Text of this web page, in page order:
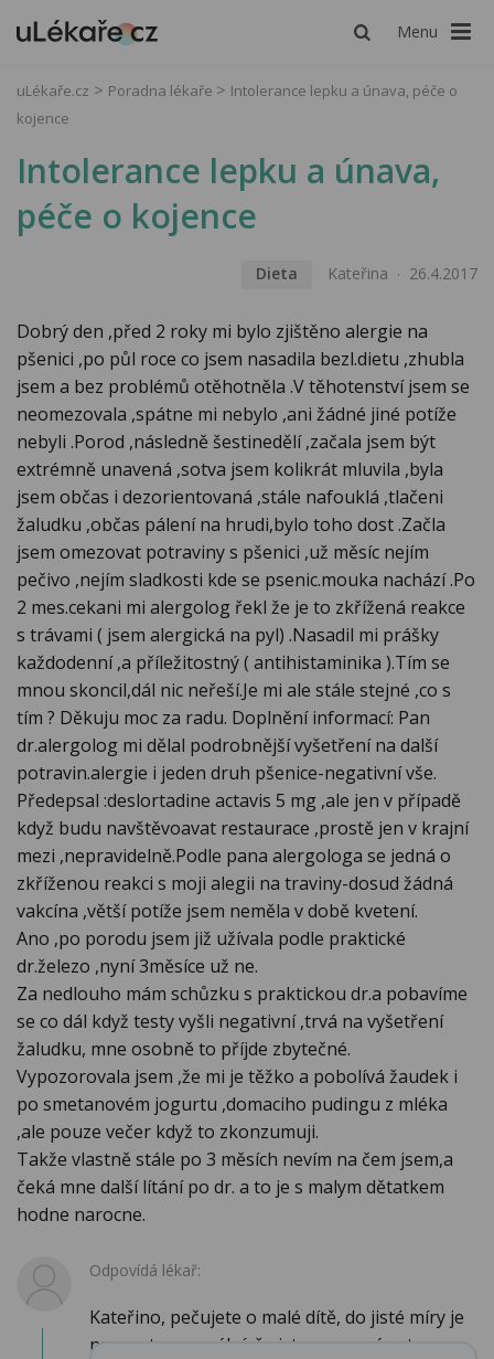
Menu
uLékaře.cz Poradna lékaře
Intolerance lepku a únava, péče o
kojence
Intolerance lepku a únava,
péče o kojence
Dieta Kateřina 26.4.2017
Dobrý den ,před 2 roky mi bylo zjištěno alergie na
pšenici ,po půl roce co jsem nasadila bezl.dietu ,zhubla
jsem a bez problémů otěhotněla .V těhotenství jsem se
neomezovala ,spátne mi nebylo ,ani žádné jiné potíže
nebyli .Porod ,následně šestinedělí ,začala jsem být
extrémně unavená ,sotva jsem kolikrát mluvila ,byla
jsem občas i dezorientovaná ,stále nafouklá ,tlačeni
žaludku ,občas pálení na hrudi,bylo toho dost .Začla
jsem omezovat potraviny s pšenici ,už měsíc nejím
pečivo ,nejím sladkosti kde se psenic.mouka nachází .Po
2 mes.cekani mi alergolog řekl že je to zkřížená reakce
s trávami ( jsem alergická na pyl) .Nasadil mi prášky
každodenní ,a příležitostný ( antihistaminika ).Tím se
mnou skoncil,dál nic neřeší.Je mi ale stále stejné ,co s
tím ? Děkuju moc za radu. Doplnění informací: Pan
dr.alergolog mi dělal podrobnější vyšetření na další
potravin.alergie i jeden druh pšenice-negativní vše.
Předepsal :deslortadine actavis 5 mg ,ale jen v případě
když budu navštěvoavat restaurace ,prostě jen v krajní
mezi ,nepravidelně.Podle pana alergologa se jedná o
zkříženou reakci s moji alegii na traviny-dosud žádná
vakcína ,větší potíže jsem neměla v době kvetení.
Ano ,po porodu jsem již užívala podle praktické
dr.železo ,nyní 3měsíce už ne.
Za nedlouho mám schůzku s praktickou dr.a pobavíme
se co dál když testy vyšli negativní ,trvá na vyšetření
žaludku, mne osobně to příjde zbytečné.
Vypozorovala jsem ,že mi je těžko a pobolívá žaudek i
po smetanovém jogurtu ,domaciho pudingu z mléka
,ale pouze večer když to zkonzumuji.
Takže vlastně stále po 3 měsích nevím na čem jsem,a
čeká mne další lítání po dr. a to je s malym dětatkem
hodne narocne.
Odpovídá lékař:
Kateřino, pečujete o malé dítě, do jisté míry je
naprosto normální, že jste unavená, a to...